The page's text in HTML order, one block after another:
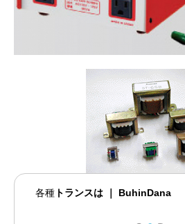
各種 トランスは ｜ BuhinDana